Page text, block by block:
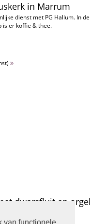
van functionele
in Marrum
dienst met PG Hallum. In de
is er koffie & thee.
dwarsfluit en orgel